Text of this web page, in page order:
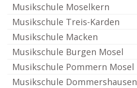
Musikschule Moselkern
Musikschule Treis-Karden
Musikschule Macken
Musikschule Burgen Mosel
Musikschule Pommern Mosel
Musikschule Dommershausen